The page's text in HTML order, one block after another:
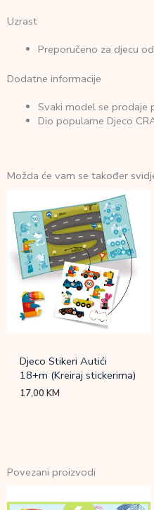
Uzrast
Preporučeno za djecu
Dodatne informacije
Svaki model se prodaje
Dio popularne Djeco
Možda će vam se također
Djeco Stikeri Autići
18+m (Kreiraj stickerima)
17,00KM
Povezani proizvodi